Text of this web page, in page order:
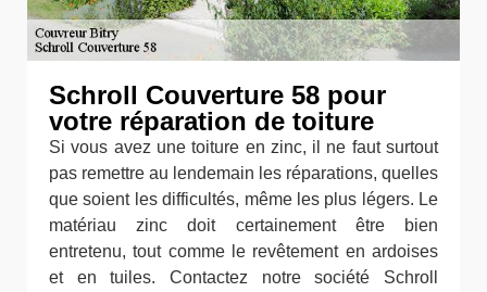
Schroll Couverture 58 pour
votre réparation de toiture
Si vous avez une toiture en zinc, il ne faut surtout
pas remettre au lendemain les réparations, quelles
que soient les difficultés, même les plus légers. Le
matériau zinc doit certainement être bien
entretenu, tout comme le revêtement en ardoises
et en tuiles. Contactez notre société Schroll